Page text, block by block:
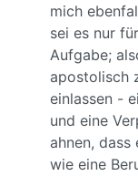
mich
sei es nur
Aufgabe;
apostolisch
einlassen -
und eine
ahnen,
wie eine